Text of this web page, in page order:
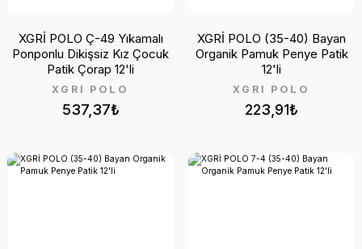
537,37₺
XGRİ POLO
XGRİ POLO Ç-49 Yıkamalı
Ponponlu Dikişsiz Kız Çocuk
Patik Çorap 12'li
223,91₺
XGRİ POLO
XGRİ POLO (35-40) Bayan
Organik Pamuk Penye Patik
12'li